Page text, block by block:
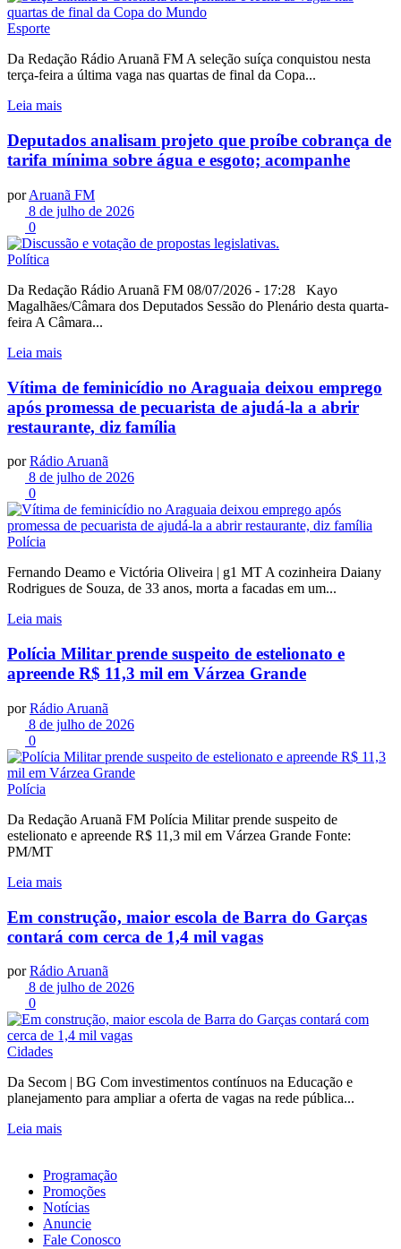
Esporte
Da Redação Rádio Aruanã FM A seleção suíça conquistou nesta
terça-feira a última vaga nas quartas de final da Copa...
Leia mais
Deputados analisam projeto que proíbe cobrança de
tarifa mínima sobre água e esgoto; acompanhe
por Aruanã FM
8 de julho de 2026
0
Política
Da Redação Rádio Aruanã FM 08/07/2026 - 17:28 Kayo
Magalhães/Câmara dos Deputados Sessão do Plenário desta quarta-
feira A Câmara...
Leia mais
Vítima de feminicídio no Araguaia deixou emprego
após promessa de pecuarista de ajudá-la a abrir
restaurante, diz família
por Rádio Aruanã
8 de julho de 2026
0
Polícia
Fernando Deamo e Victória Oliveira | g1 MT A cozinheira Daiany
Rodrigues de Souza, de 33 anos, morta a facadas em um...
Leia mais
Polícia Militar prende suspeito de estelionato e
apreende R$ 11,3 mil em Várzea Grande
por Rádio Aruanã
8 de julho de 2026
0
Polícia
Da Redação Aruanã FM Polícia Militar prende suspeito de
estelionato e apreende R$ 11,3 mil em Várzea Grande Fonte:
PM/MT
Leia mais
Em construção, maior escola de Barra do Garças
contará com cerca de 1,4 mil vagas
por Rádio Aruanã
8 de julho de 2026
0
Cidades
Da Secom | BG Com investimentos contínuos na Educação e
planejamento para ampliar a oferta de vagas na rede pública...
Leia mais
Programação
Promoções
Notícias
Anuncie
Fale Conosco